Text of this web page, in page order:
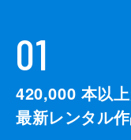
01
420,000 本以
最新レンタル作